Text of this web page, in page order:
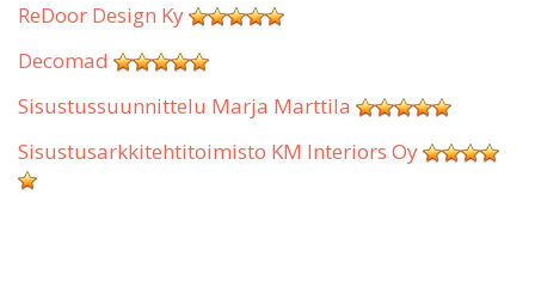
ReDoor Design Ky
Decomad
Sisustussuunnittelu Marja Marttila
Sisustusarkkitehtitoimisto KM Interiors Oy